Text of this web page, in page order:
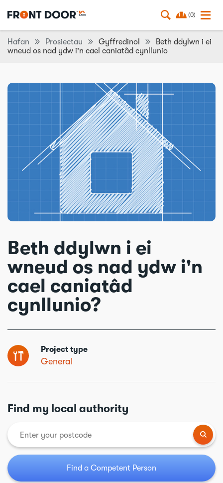
(0)
Hafan Prosiectau Gyffredinol
Beth ddylwn i ei
wneud os nad ydw i'n cael caniatâd cynllunio
Beth ddylwn i ei
wneud os nad ydw i'n
cael caniatâd
cynllunio?
Project type
General
Find my local authority
Find a Competent Person